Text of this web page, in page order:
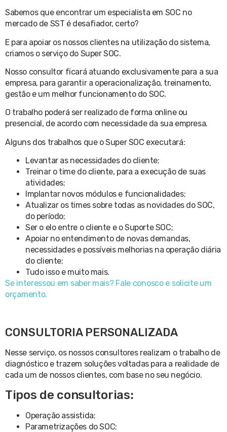
Sabemos que encontrar um especialista em SOC no
mercado de SST é desafiador, certo?
E para apoiar os nossos clientes na utilização do sistema,
criamos o serviço do Super SOC.
Nosso consultor ficará atuando exclusivamente para a sua
empresa, para garantir a operacionalização, treinamento,
gestão e um melhor funcionamento do SOC.
O trabalho poderá ser realizado de forma online ou
presencial, de acordo com necessidade da sua empresa.
Alguns dos trabalhos que o Super SOC executará:
Levantar as necessidades do cliente;
Treinar o time do cliente, para a execução de suas
atividades;
Implantar novos módulos e funcionalidades;
Atualizar os times sobre todas as novidades do SOC,
do período;
Ser o elo entre o cliente e o Suporte SOC;
Apoiar no entendimento de novas demandas,
necessidades e possíveis melhorias na operação diária
do cliente;
Tudo isso e muito mais.
Se interessou em saber mais? Fale conosco e solicite um
orçamento.
CONSULTORIA PERSONALIZADA
Nesse serviço, os nossos consultores realizam o trabalho de
diagnóstico e trazem soluções voltadas para a realidade de
cada um de nossos clientes, com base no seu negócio.
Tipos de consultorias:
Operação assistida;
Parametrizações do SOC;